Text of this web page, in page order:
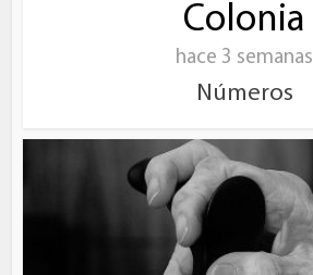
Colonia
hace 3 semanas
Números